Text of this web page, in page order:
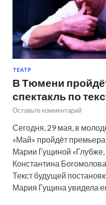
ТЕАТР
В Тюмени
спектакль по
Оставьте комментарий
Сегодня, 29 мая, в
«Май» пройдёт
Марии Гущиной «Глубже,
Константина
Текст будущей
Мария Гущина увидела